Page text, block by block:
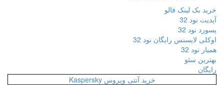
خرید بک لینک فالو
آپدیت نود 32
پسورد نود 32
اوکلی لایسنس رایگان نود 32
همیار نود 32
بهترین سئو
رایگان
خرید آنتی ویروس Kaspersky